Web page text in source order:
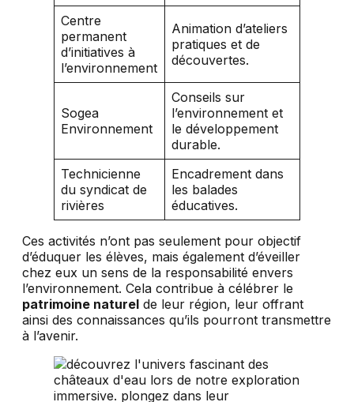
Centre
permanent
d’initiatives à
l’environnement
Animation d’ateliers
pratiques et de
découvertes.
Sogea
Environnement
Conseils sur
l’environnement et
le développement
durable.
Technicienne
du syndicat de
rivières
Encadrement dans
les balades
éducatives.
Ces activités n’ont pas seulement pour objectif
d’éduquer les élèves, mais également d’éveiller
chez eux un sens de la responsabilité envers
l’environnement. Cela contribue à célébrer le
patrimoine naturel de leur région, leur offrant
ainsi des connaissances qu’ils pourront transmettre
à l’avenir.